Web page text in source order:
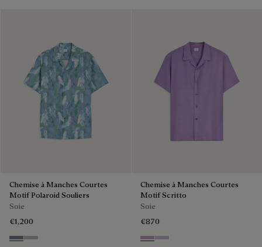
Chemise à Manches Courtes
Motif Polaroid Souliers
Soie
€1,200
Cloudy Blue
Pearl Grey
Chemise à Manches Courtes
Motif Scritto
Soie
€870
LilacAntique Rose